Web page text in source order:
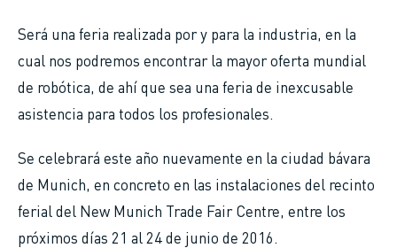
Será una feria realizada por y para la industria, en la
cual nos podremos encontrar la mayor oferta mundial
de robótica, de ahí que sea una feria de inexcusable
asistencia para todos los profesionales.
Se celebrará este año nuevamente en la ciudad bávara
de Munich, en concreto en las instalaciones del recinto
ferial del New Munich Trade Fair Centre, entre los
próximos días 21 al 24 de junio de 2016.